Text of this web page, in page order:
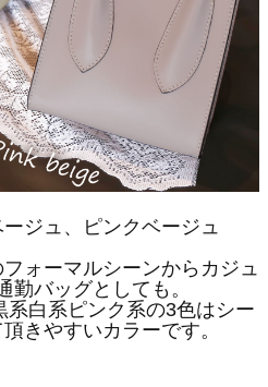
ジュ、ピンクベージュ
ォーマルシーンからカジュ
勤バッグとしても。
系白系ピンク系の3色はシー
きやすいカラーです。